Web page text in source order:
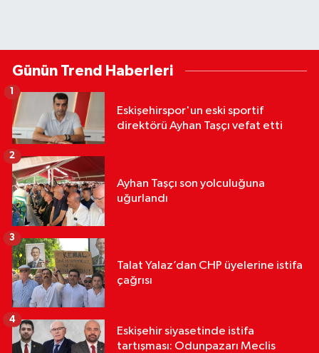
Günün Trend Haberleri
Eskişehirspor'un eski sportif
direktörü Ayhan Taşçı vefat etti
Ayhan Taşçı son yolculuğuna
uğurlandı
2
Talat Yalaz’dan CHP üyelerine istifa
çağrısı
3
Eskişehir siyasetinde istifa
tartışması: Odunpazarı Meclis
4